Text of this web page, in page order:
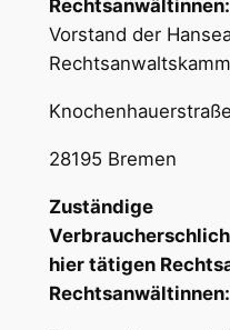
Rechtsanwältinnen:
Vorstand der
28195 Bremen
Zuständige
hier tätigen
Rechtsanwältinnen: